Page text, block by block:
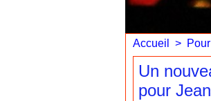
Accueil >
Un
pour